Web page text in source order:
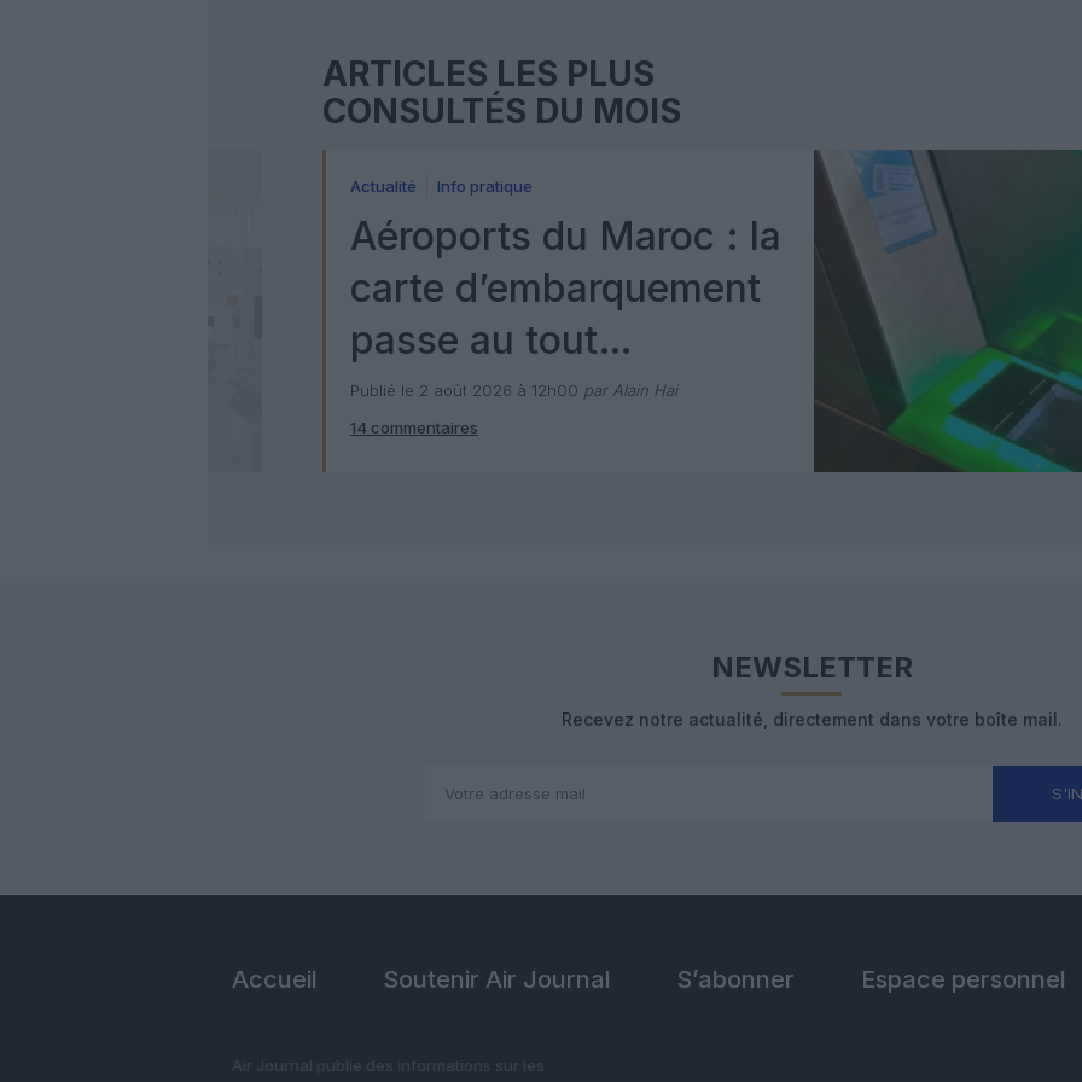
ARTICLES LES PLUS
CONSULTÉS DU MOIS
Actualité Info pratique
Aéroports du Maroc : la
carte d’embarquement
passe au tout
numérique avec Pax
Check
Publié le 2 août 2026 à 12h00 par Alain Hai
14 commentaires
NEWSLETTER
Recevez notre actualité, directement dans votre boîte mail.
Accueil Soutenir Air Journal S’abonner Espace personnel